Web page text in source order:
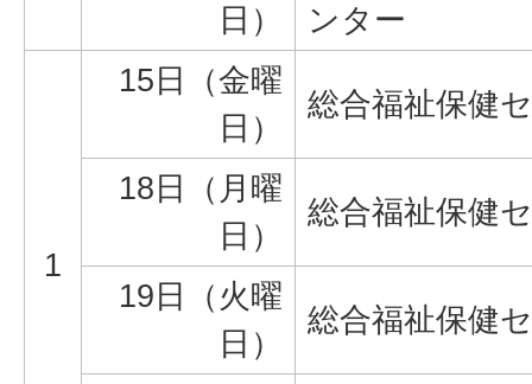
日）
ンター
1
15日（金曜
日）
総合福祉保健
18日（月曜
日）
総合福祉保健
19日（火曜
日）
総合福祉保健